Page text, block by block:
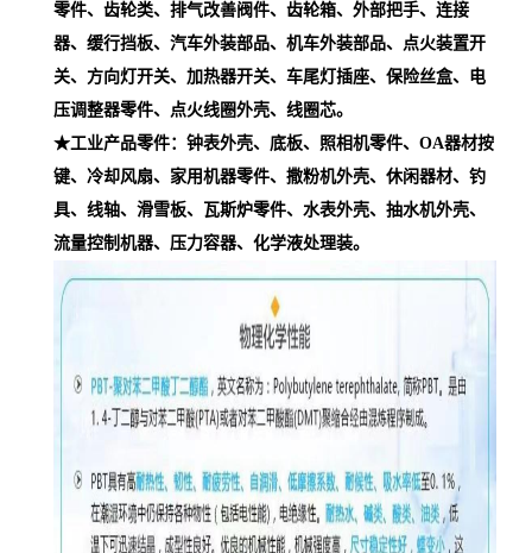
零件、齿轮类、排气改善阀件、齿轮箱、外部把手、连接
器、缓行挡板、汽车外装部品、机车外装部品、点火装置开
关、方向灯开关、加热器开关、车尾灯插座、保险丝盒、电
压调整器零件、点火线圈外壳、线圈芯。
★工业产品零件：钟表外壳、底板、照相机零件、OA器材按
键、冷却风扇、家用机器零件、撒粉机外壳、休闲器材、钓
具、线轴、滑雪板、瓦斯炉零件、水表外壳、抽水机外壳、
流量控制机器、压力容器、化学液处理装。